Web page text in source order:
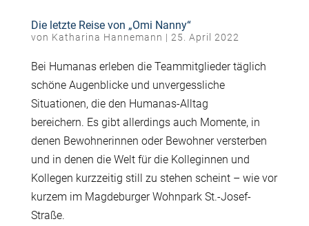
Die letzte Reise von „Omi Nanny“
von Katharina Hannemann | 25. April 2022
Bei Humanas erleben die Teammitglieder täglich
schöne Augenblicke und unvergessliche
Situationen, die den Humanas-Alltag
bereichern. Es gibt allerdings auch Momente, in
denen Bewohnerinnen oder Bewohner versterben
und in denen die Welt für die Kolleginnen und
Kollegen kurzzeitig still zu stehen scheint – wie vor
kurzem im Magdeburger Wohnpark St.-Josef-
Straße.